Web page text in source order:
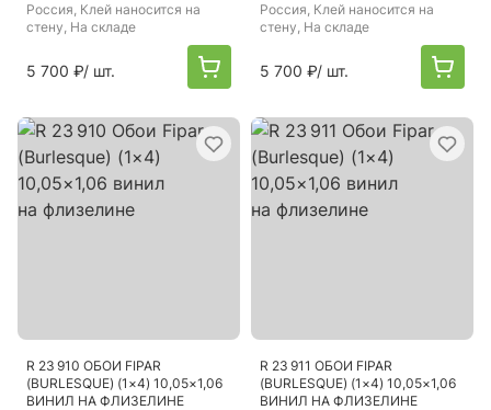
Россия, Клей наносится на
стену, На складе
5 700 ₽/ шт.
Россия, Клей наносится на
стену, На складе
5 700 ₽/ шт.
R 23 910 ОБОИ FIPAR
(BURLESQUE) (1×4) 10,05×1,06
ВИНИЛ НА ФЛИЗЕЛИНЕ
R 23 911 ОБОИ FIPAR
(BURLESQUE) (1×4) 10,05×1,06
ВИНИЛ НА ФЛИЗЕЛИНЕ